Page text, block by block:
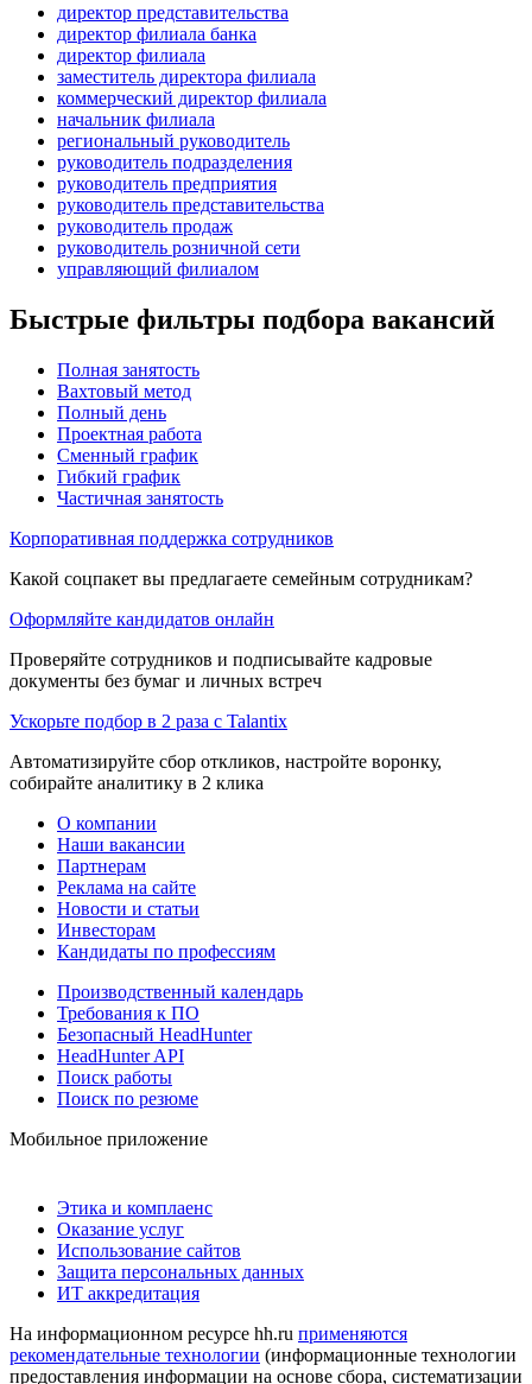
директор представительства
директор филиала банка
директор филиала
заместитель директора филиала
коммерческий директор филиала
начальник филиала
региональный руководитель
руководитель подразделения
руководитель предприятия
руководитель представительства
руководитель продаж
руководитель розничной сети
управляющий филиалом
Быстрые фильтры подбора вакансий
Полная занятость
Вахтовый метод
Полный день
Проектная работа
Сменный график
Гибкий график
Частичная занятость
Корпоративная поддержка сотрудников
Какой соцпакет вы предлагаете семейным сотрудникам?
Оформляйте кандидатов онлайн
Проверяйте сотрудников и подписывайте кадровые
документы без бумаг и личных встреч
Ускорьте подбор в 2 раза с Talantix
Автоматизируйте сбор откликов, настройте воронку,
собирайте аналитику в 2 клика
О компании
Наши вакансии
Партнерам
Реклама на сайте
Новости и статьи
Инвесторам
Кандидаты по профессиям
Производственный календарь
Требования к ПО
Безопасный HeadHunter
HeadHunter API
Поиск работы
Поиск по резюме
Мобильное приложение
Этика и комплаенс
Оказание услуг
Использование сайтов
Защита персональных данных
ИТ аккредитация
На информационном ресурсе hh.ru применяются
рекомендательные технологии (информационные технологии
предоставления информации на основе сбора, систематизации